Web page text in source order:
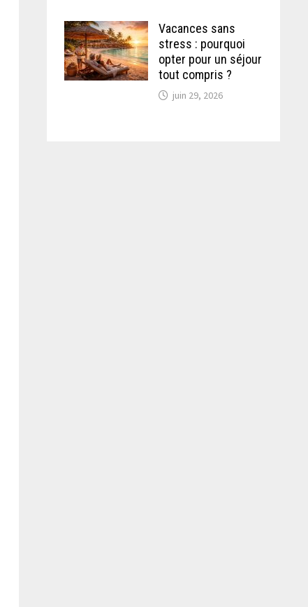
Vacances sans
stress : pourquoi
opter pour un séjour
tout compris ?
juin 29, 2026